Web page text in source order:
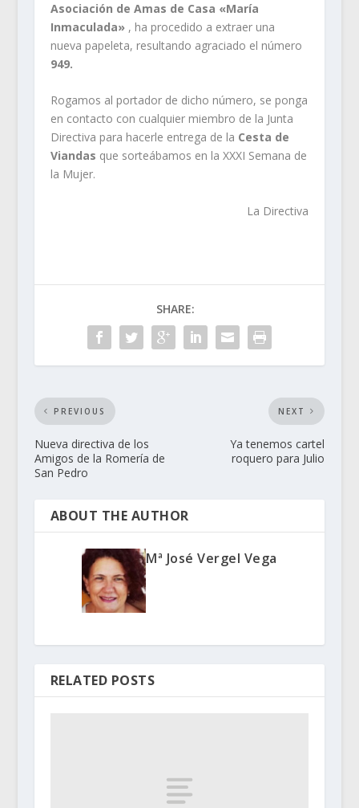
Asociación de Amas de Casa «María
Inmaculada», ha procedido a extraer una
nueva papeleta, resultando agraciado el número
949.
Rogamos al portador de dicho número, se ponga
en contacto con cualquier miembro de la Junta
Directiva para hacerle entrega de la Cesta de
Viandas que sorteábamos en la XXXI Semana de
la Mujer.
La Directiva
SHARE:
PREVIOUS
Nueva directiva de los
Amigos de la Romería de
San Pedro
NEXT
Ya tenemos cartel
roquero para Julio
ABOUT THE AUTHOR
Mª José Vergel Vega
RELATED POSTS